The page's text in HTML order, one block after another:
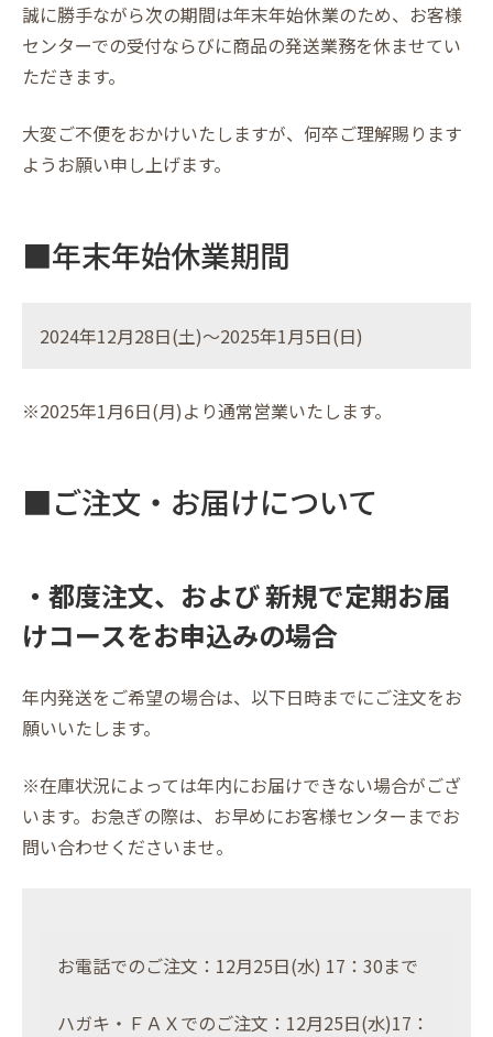
誠に勝手ながら次の期間は年末年始休業のため、お客様
センターでの受付ならびに商品の発送業務を休ませてい
ただきます。
大変ご不便をおかけいたしますが、何卒ご理解賜ります
ようお願い申し上げます。
■年末年始休業期間
2024年12月28日(土)～2025年1月5日(日)
※2025年1月6日(月)より通常営業いたします。
■ご注文・お届けについて
・都度注文、および 新規で定期お届
けコースをお申込みの場合
年内発送をご希望の場合は、以下日時までにご注文をお
願いいたします。
※在庫状況によっては年内にお届けできない場合がござ
います。お急ぎの際は、お早めにお客様センターまでお
問い合わせくださいませ。
お電話でのご注文：12月25日(水) 17：30まで
ハガキ・ＦＡＸでのご注文：12月25日(水)17：